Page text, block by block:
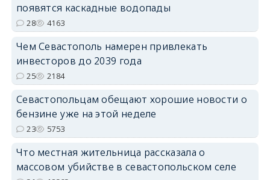
появятся каскадные водопады
28 4163
Чем Севастополь намерен привлекать
инвесторов до 2039 года
25 2184
Севастопольцам обещают хорошие новости о
бензине уже на этой неделе
23 5753
Что местная жительница рассказала о
массовом убийстве в севастопольском селе